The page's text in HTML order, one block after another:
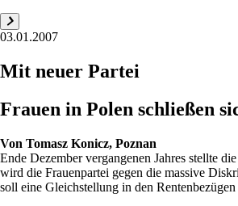
03.01.2007
Mit neuer Partei
Frauen in Polen schließen
Von Tomasz Konicz, Poznan
Ende Dezember vergangenen Jahres stellte
wird die Frauenpartei gegen die massive
soll eine Gleichstellung in den